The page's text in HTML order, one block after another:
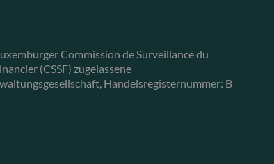
Commission de Surveillance du
(CSSF) zugelassene
Handelsregisternummer: B